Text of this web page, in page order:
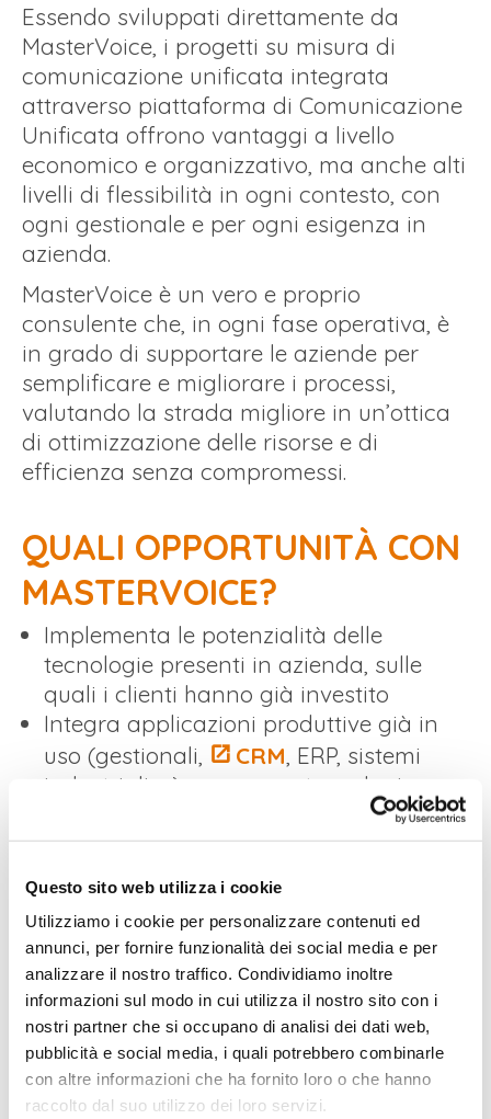
Questo sito web utilizza i cookie
Utilizziamo i cookie per personalizzare contenuti ed
annunci, per fornire funzionalità dei social media e per
analizzare il nostro traffico. Condividiamo inoltre
informazioni sul modo in cui utilizza il nostro sito con i
nostri partner che si occupano di analisi dei dati web,
pubblicità e social media, i quali potrebbero combinarle
con altre informazioni che ha fornito loro o che hanno
raccolto dal suo utilizzo dei loro servizi.
Essendo sviluppati direttamente da
MasterVoice, i progetti su misura di
comunicazione unificata integrata
attraverso piattaforma di Comunicazione
Unificata offrono vantaggi a livello
economico e organizzativo, ma anche alti
livelli di flessibilità in ogni contesto, con
ogni gestionale e per ogni esigenza in
azienda.
MasterVoice è un vero e proprio
consulente che, in ogni fase operativa, è
in grado di supportare le aziende per
semplificare e migliorare i processi,
valutando la strada migliore in un’ottica
di ottimizzazione delle risorse e di
efficienza senza compromessi.
QUALI OPPORTUNITÀ CON
MASTERVOICE?
Implementa le potenzialità delle
tecnologie presenti in azienda, sulle
quali i clienti hanno già investito
Integra applicazioni produttive già in
uso (gestionali,
CRM , ERP, sistemi
industriali, …) con nuove tecnologie
Crea una piattaforma completamente
nuova, pensata per essere sempre
MASTERVOICE: PROGETTI SU
MISURA DI COMUNICAZIONE
UNIFICATA INTEGRATA
I CLIENTI